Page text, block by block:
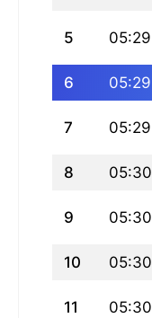
5 05:29
6 05:29
7 05:29
8 05:30
9 05:30
10 05:30
11 05:30